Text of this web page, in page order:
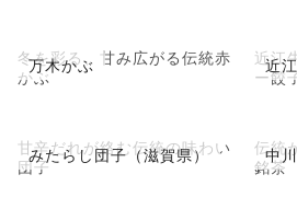
万木かぶ
冬を彩る、甘み広がる伝統赤
かぶ
近
近江
ー餃
みたらし団子（滋賀県）
甘辛だれが絡む伝統の味わい
団子
中
伝統
銘茶